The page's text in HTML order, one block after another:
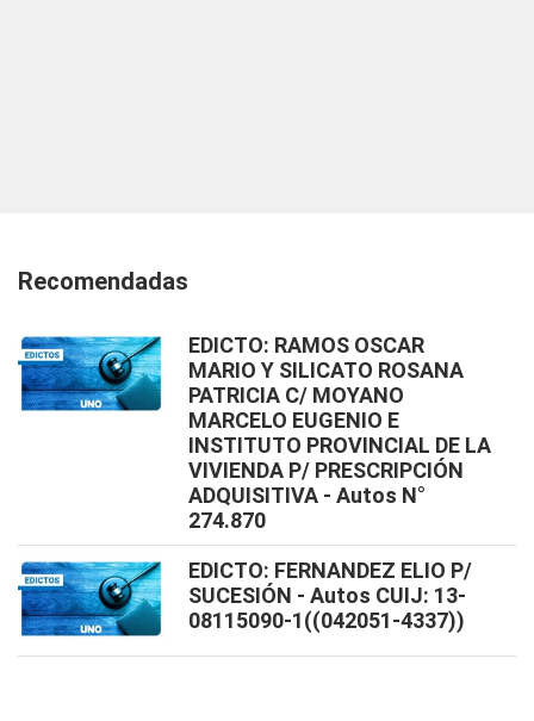
Recomendadas
EDICTO: RAMOS OSCAR
MARIO Y SILICATO ROSANA
PATRICIA C/ MOYANO
MARCELO EUGENIO E
INSTITUTO PROVINCIAL DE LA
VIVIENDA P/ PRESCRIPCIÓN
ADQUISITIVA - Autos N°
274.870
EDICTO: FERNANDEZ ELIO P/
SUCESIÓN - Autos CUIJ: 13-
08115090-1((042051-4337))